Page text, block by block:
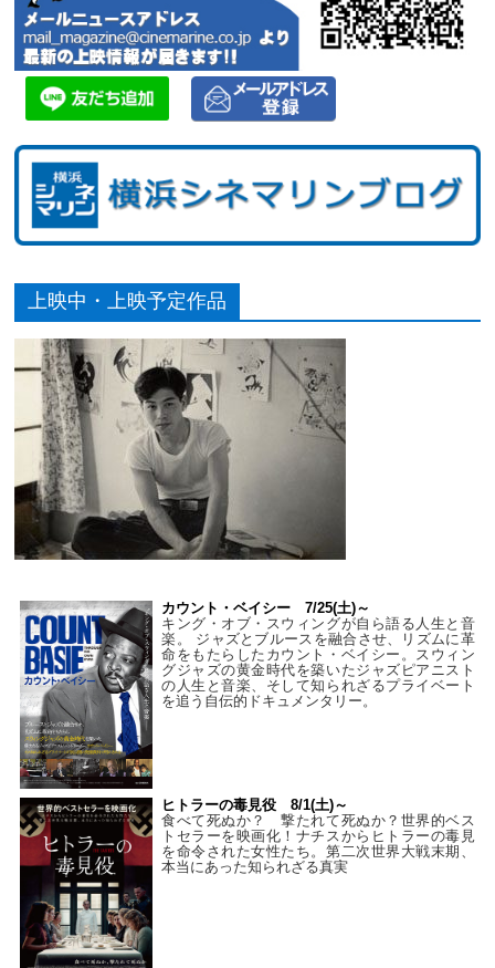
上映中・上映予定作品
カウント・ベイシー 7/25(土)～
キング・オブ・スウィングが自ら語る人生と音
楽。 ジャズとブルースを融合させ、リズムに革
命をもたらしたカウント・ベイシー。スウィン
グジャズの黄金時代を築いたジャズピアニスト
の人生と音楽、そして知られざるプライベート
を追う自伝的ドキュメンタリー。
ヒトラーの毒見役 8/1(土)～
食べて死ぬか？ 撃たれて死ぬか？世界的ベス
トセラーを映画化！ナチスからヒトラーの毒見
を命令された女性たち。第二次世界大戦末期、
本当にあった知られざる真実